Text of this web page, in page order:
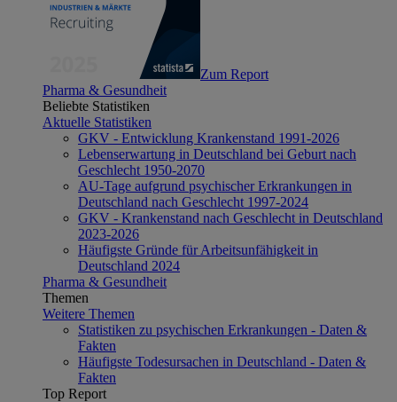
Zum Report
Pharma & Gesundheit
Beliebte Statistiken
Aktuelle Statistiken
GKV - Entwicklung Krankenstand 1991-2026
Lebenserwartung in Deutschland bei Geburt nach
Geschlecht 1950-2070
AU-Tage aufgrund psychischer Erkrankungen in
Deutschland nach Geschlecht 1997-2024
GKV - Krankenstand nach Geschlecht in Deutschland
2023-2026
Häufigste Gründe für Arbeitsunfähigkeit in
Deutschland 2024
Pharma & Gesundheit
Themen
Weitere Themen
Statistiken zu psychischen Erkrankungen - Daten &
Fakten
Häufigste Todesursachen in Deutschland - Daten &
Fakten
Top Report